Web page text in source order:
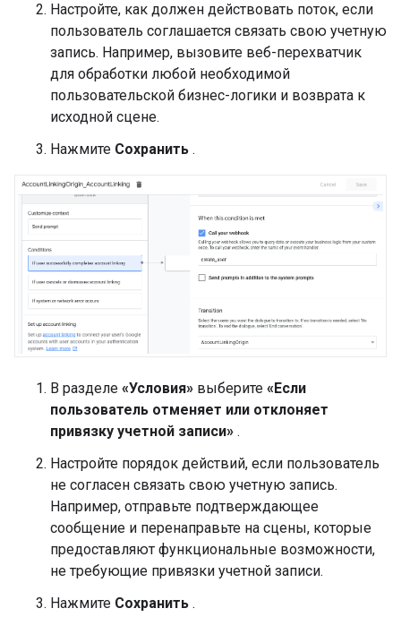
Настройте, как должен действовать поток, если
пользователь соглашается связать свою учетную
запись. Например, вызовите веб-перехватчик
для обработки любой необходимой
пользовательской бизнес-логики и возврата к
исходной сцене.
Нажмите Сохранить .
В разделе «Условия» выберите «Если
пользователь отменяет или отклоняет
привязку учетной записи» .
Настройте порядок действий, если пользователь
не согласен связать свою учетную запись.
Например, отправьте подтверждающее
сообщение и перенаправьте на сцены, которые
предоставляют функциональные возможности,
не требующие привязки учетной записи.
Нажмите Сохранить .